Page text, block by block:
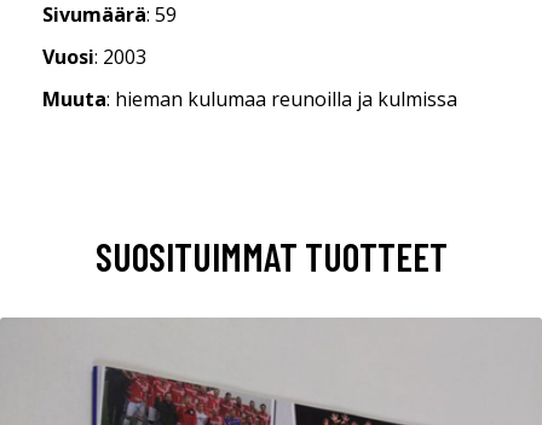
Sivumäärä: 59
Vuosi: 2003
Muuta: hieman kulumaa reunoilla ja kulmissa
SUOSITUIMMAT TUOTTEET